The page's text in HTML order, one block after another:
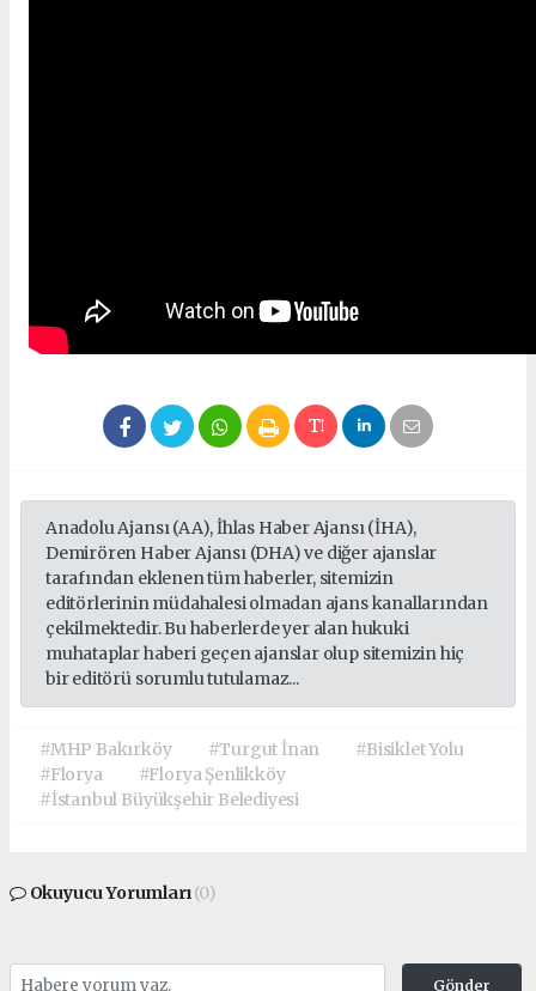
Anadolu Ajansı (AA), İhlas Haber Ajansı (İHA),
Demirören Haber Ajansı (DHA) ve diğer ajanslar
tarafından eklenen tüm haberler, sitemizin
editörlerinin müdahalesi olmadan ajans kanallarından
çekilmektedir. Bu haberlerde yer alan hukuki
muhataplar haberi geçen ajanslar olup sitemizin hiç
bir editörü sorumlu tutulamaz...
#MHP Bakırköy #Turgut İnan
#Bisiklet Yolu
#Florya
#Florya Şenlikköy
#İstanbul Büyükşehir Belediyesi
Okuyucu Yorumları(0)
Gönder